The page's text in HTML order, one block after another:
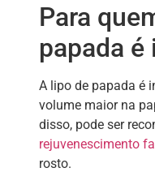
Para
papada é
A lipo de papada é
volume maior na
disso, pode ser
rejuvenescimento
rosto.